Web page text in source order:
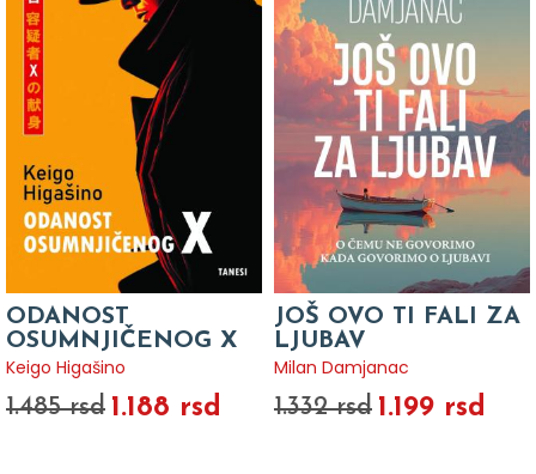
ODANOST
OSUMNJIČENOG X
Keigo Higašino
1.485 rsd 1.188 rsd
JOŠ OVO TI FALI ZA
LJUBAV
Milan Damjanac
1.332 rsd 1.199 rsd